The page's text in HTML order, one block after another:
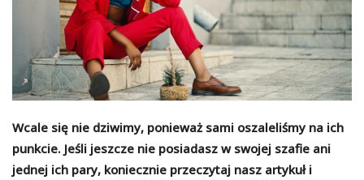
Wcale się nie dziwimy, ponieważ sami oszaleliśmy na ich
punkcie. Jeśli jeszcze nie posiadasz w swojej szafie ani
jednej ich pary, koniecznie przeczytaj nasz artykuł i